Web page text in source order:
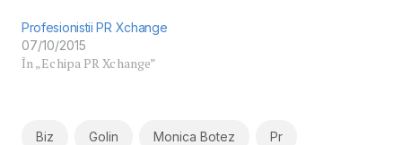
Profesionistii PR Xchange
07/10/2015
În „Echipa PR Xchange”
Biz Golin Monica Botez Pr